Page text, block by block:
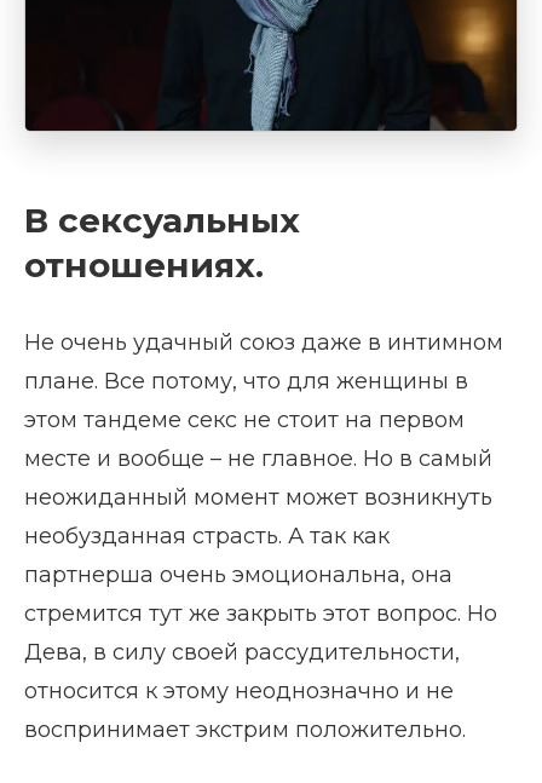
В сексуальных
отношениях.
Не очень удачный союз даже в интимном
плане. Все потому, что для женщины в
этом тандеме секс не стоит на первом
месте и вообще – не главное. Но в самый
неожиданный момент может возникнуть
необузданная страсть. А так как
партнерша очень эмоциональна, она
стремится тут же закрыть этот вопрос. Но
Дева, в силу своей рассудительности,
относится к этому неоднозначно и не
воспринимает экстрим положительно.